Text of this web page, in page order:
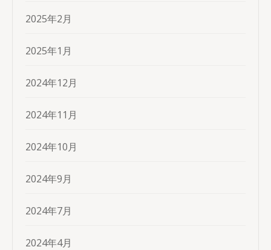
2025年2月
2025年1月
2024年12月
2024年11月
2024年10月
2024年9月
2024年7月
2024年4月